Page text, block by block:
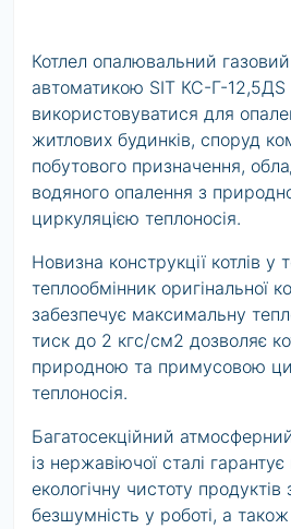
Котлел опалювальний
автоматикою SIT КС-Г-
використовуватися для
житлових будинків, споруд
побутового призначення,
водяного опалення з
циркуляцією теплоносія.
Новизна конструкції котлів у
теплообмінник оригінальної
забезпечує максимальну
тиск до 2 кгс/см2 дозволяє
природною та примусовою
теплоносія.
Багатосекційний
із нержавіючої сталі
екологічну чистоту продуктів
безшумність у роботі, а також